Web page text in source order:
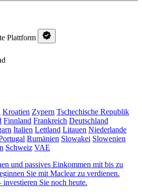
Plattform
Kroatien Zypern Tschechische Republik
Finnland Frankreich Deutschland
Italien Lettland Litauen Niederlande
Rumänien Slowakei Slowenien
Schweiz VAE
und passives Einkommen mit bis zu
Sie mit Maclear zu verdienen.
Sie noch heute.